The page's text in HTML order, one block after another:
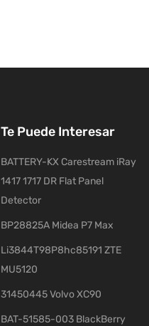
Te Puede Interesar
BATTERY-KX Carestream iRay
1417 1717 DR Flat Panel
Detector
BP28825A Midea P7 Max
Li3844T98P8hc85191 ZTE
MU5120
31450445 Volvo XC90
BAT-51585-003 BlackBerry